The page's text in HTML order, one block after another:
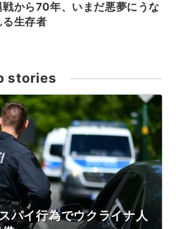
戦から70年、いまだ悪夢にうな
る生存者
stories
パイ行為でウクライナ人